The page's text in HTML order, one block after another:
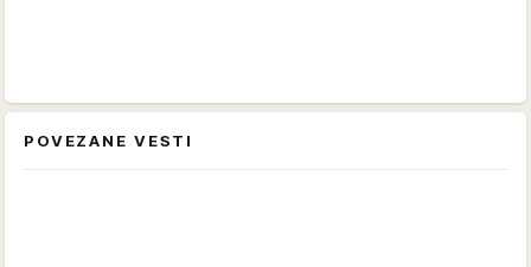
POVEZANE VESTI